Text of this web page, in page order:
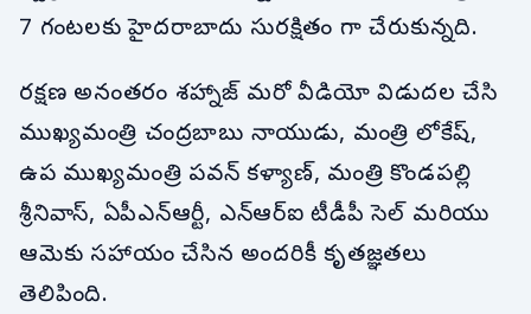
7 గంటలకు హైదరాబాదు సురక్షితం గా చేరుకున్నది.
రక్షణ అనంతరం శహ్నాజ్ మరో వీడియో విడుదల చేసి
ముఖ్యమంత్రి చంద్రబాబు నాయుడు, మంత్రి లోకేష్,
ఉప ముఖ్యమంత్రి పవన్ కళ్యాణ్, మంత్రి కొండపల్లి
శ్రీనివాస్, ఏపీఎన్‌ఆర్టీ, ఎన్ఆర్ఐ టీడీపీ సెల్ మరియు
ఆమెకు సహాయం చేసిన అందరికీ కృతజ్ఞతలు
తెలిపింది.